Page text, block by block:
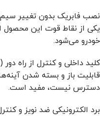
نصب فابریک بدون تغییر
یکی از نقاط قوت این
خودرو می‌شود.
کلید داخلی و کنترل از راه
قابلیت باز و بسته شدن
دسترس نیست، مفید است.
برد الکترونیکی ضد نویز و